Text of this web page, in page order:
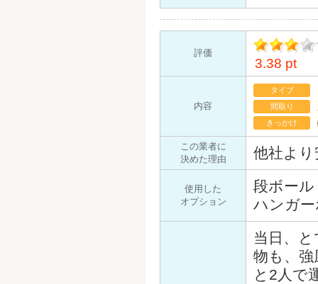
評価
イント
3.38 pt
内容
タイプ
間取り
きっかけ
この業者に
決めた理由
他社より
使用した
オプション
段ボー
ハンガ
当日、
物も、
と2人で